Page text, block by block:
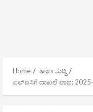
Home
ತಾಜಾ ಸುದ್ದಿ
ಎಲ್‌ಐಸಿ‌ಗೆ ದಾಖಲೆ ಲಾಭ: 2025-